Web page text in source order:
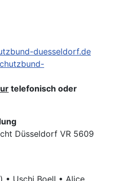
duesseldorf.de
telefonisch oder
Düsseldorf VR 5609
• Uschi Boell • Alice